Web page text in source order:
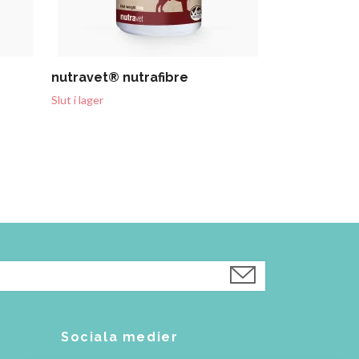
nutravet® nutrafibre
Slut i lager
Sociala medier